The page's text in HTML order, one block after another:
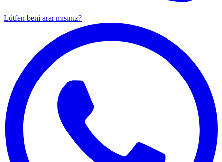
Lütfen beni arar mısınız?